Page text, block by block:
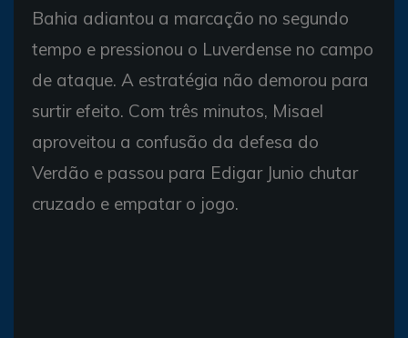
Bahia adiantou a marcação no segundo
tempo e pressionou o Luverdense no campo
de ataque. A estratégia não demorou para
surtir efeito. Com três minutos, Misael
aproveitou a confusão da defesa do
Verdão e passou para Edigar Junio chutar
cruzado e empatar o jogo.